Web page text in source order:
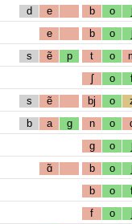
d e b o
e b o
s ẽ p t o
ʃ o
s ẽ bj o
b a g n o
g o
ɑ̃ b o
b o
f o